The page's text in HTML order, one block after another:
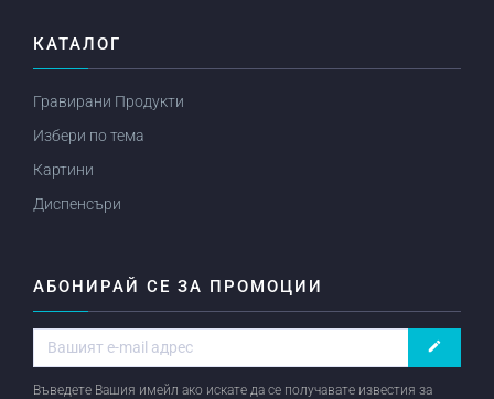
КАТАЛОГ
Гравирани Продукти
Избери по тема
Картини
Диспенсъри
АБОНИРАЙ СЕ ЗА ПРОМОЦИИ
create
Въведете Вашия имейл ако искате да се получавате известия за